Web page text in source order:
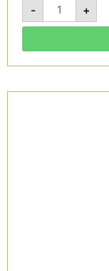
-
Fonterutoli
Chianti
Classico
+